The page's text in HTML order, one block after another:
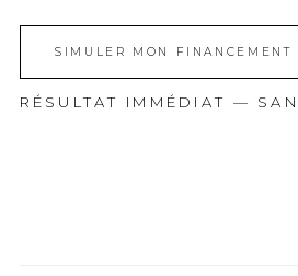
SIMULER MON FINANCEMENT
RÉSULTAT IMMÉDIAT —